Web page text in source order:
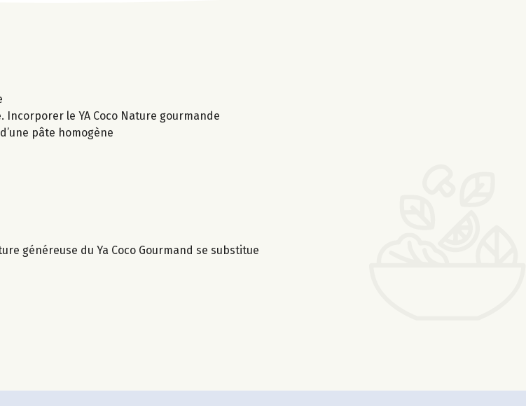
le YA Coco Nature gourmande
pâte homogène
généreuse du Ya Coco Gourmand se substitue